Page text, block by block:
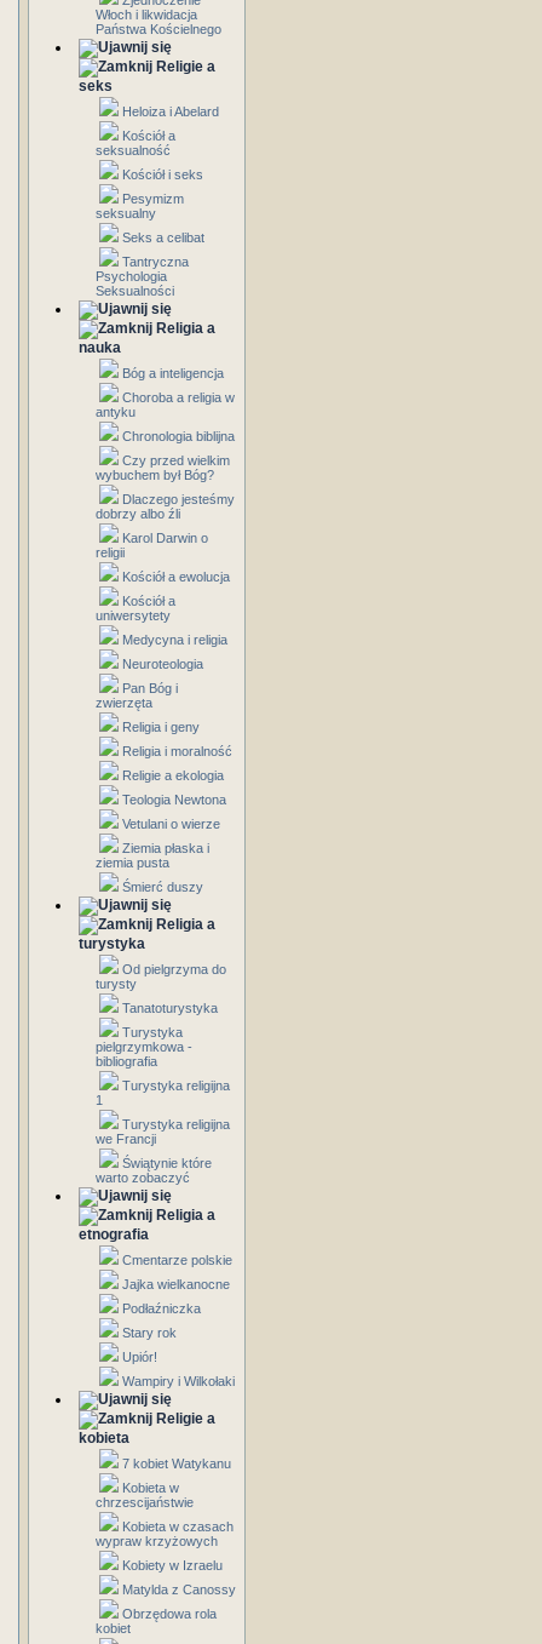
Włoch i likwidacja
Państwa Kościelnego
Religie a
seks
Heloiza i Abelard
Kościół a
seksualność
Kościół i seks
Pesymizm
seksualny
Seks a celibat
Tantryczna
Psychologia
Seksualności
Religia a
nauka
Bóg a inteligencja
Choroba a religia w
antyku
Chronologia biblijna
Czy przed wielkim
wybuchem był Bóg?
Dlaczego jesteśmy
dobrzy albo źli
Karol Darwin o
religii
Kościół a ewolucja
Kościół a
uniwersytety
Medycyna i religia
Neuroteologia
Pan Bóg i
zwierzęta
Religia i geny
Religia i moralność
Religie a ekologia
Teologia Newtona
Vetulani o wierze
Ziemia płaska i
ziemia pusta
Śmierć duszy
Religia a
turystyka
Od pielgrzyma do
turysty
Tanatoturystyka
Turystyka
pielgrzymkowa -
bibliografia
Turystyka religijna
1
Turystyka religijna
we Francji
Świątynie które
warto zobaczyć
Religia a
etnografia
Cmentarze polskie
Jajka wielkanocne
Podłaźniczka
Stary rok
Upiór!
Wampiry i Wilkołaki
Religie a
kobieta
7 kobiet Watykanu
Kobieta w
chrzescijaństwie
Kobieta w czasach
wypraw krzyżowych
Kobiety w Izraelu
Matylda z Canossy
Obrzędowa rola
kobiet